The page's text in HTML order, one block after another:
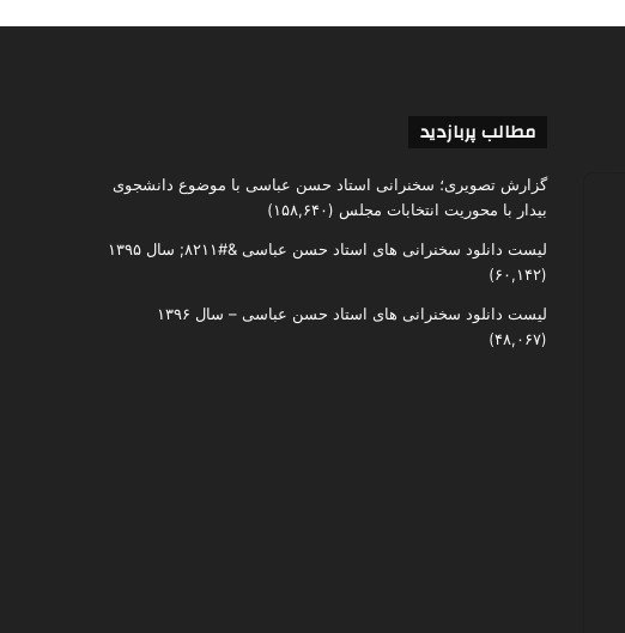
مطالب پربازدید
گزارش تصویری؛ سخنرانی استاد حسن عباسی با موضوع دانشجوی
بیدار با محوریت انتخابات مجلس (۱۵۸,۶۴۰)
لیست دانلود سخنرانی های استاد حسن عباسی &#۸۲۱۱; سال ۱۳۹۵
(۶۰,۱۴۲)
لیست دانلود سخنرانی های استاد حسن عباسی – سال ۱۳۹۶
(۴۸,۰۶۷)